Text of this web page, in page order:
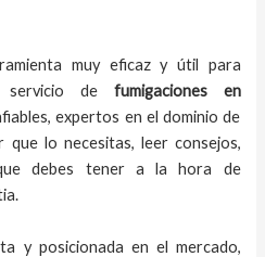
muy eficaz y útil para
de fumigaciones en
expertos en el dominio de
que lo necesitas, leer consejos,
debes tener a la hora de
y posicionada en el mercado,